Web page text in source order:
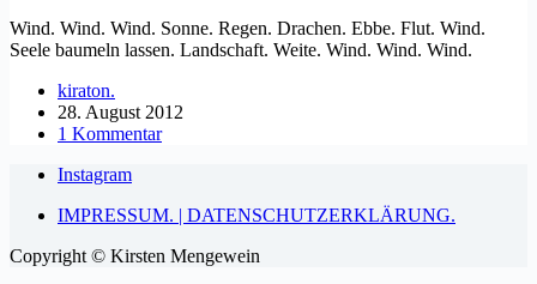
Wind. Wind. Wind. Sonne. Regen. Drachen. Ebbe. Flut. Wind.
Seele baumeln lassen. Landschaft. Weite. Wind. Wind. Wind.
kiraton.
28. August 2012
1 Kommentar
Instagram
IMPRESSUM. | DATENSCHUTZERKLÄRUNG.
Copyright © Kirsten Mengewein